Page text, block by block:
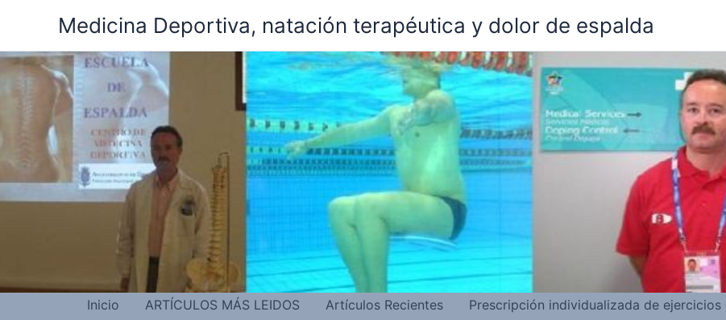
contenido
Medicina Deportiva, natación terapéutica y dolor de espalda
Inicio ARTÍCULOS MÁS LEIDOS Artículos Recientes
Prescripción individualizada de